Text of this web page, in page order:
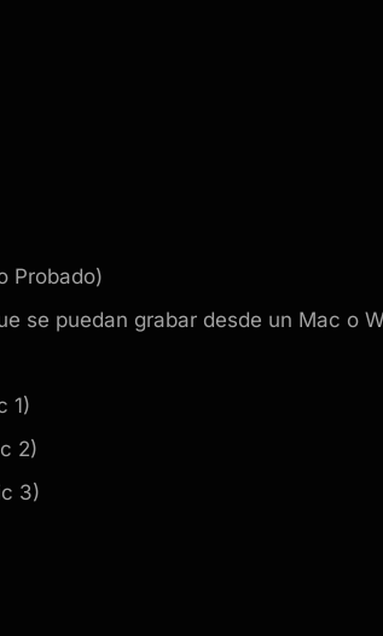
Probado)
se puedan grabar desde un Mac o
1)
2)
3)